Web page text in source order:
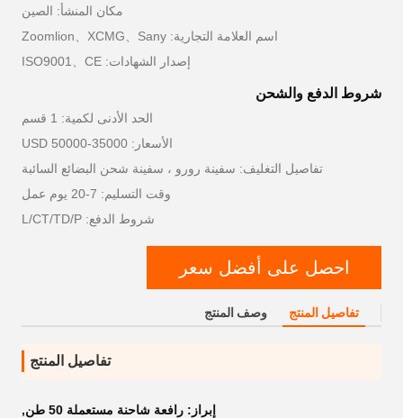
مكان المنشأ: الصين
اسم العلامة التجارية: Zoomlion、XCMG、Sany
إصدار الشهادات: ISO9001、CE
شروط الدفع والشحن
الحد الأدنى لكمية: 1 قسم
الأسعار: 35000-50000 USD
تفاصيل التغليف: سفينة رورو ، سفينة شحن البضائع السائبة
وقت التسليم: 7-20 يوم عمل
شروط الدفع: L/CT/TD/P
احصل على أفضل سعر
تفاصيل المنتج وصف المنتج
تفاصيل المنتج
إبراز: رافعة شاحنة مستعملة 50 طن
,